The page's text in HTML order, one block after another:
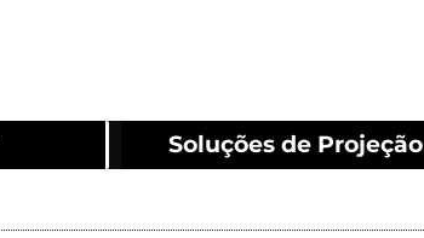
Soluções de Projeção